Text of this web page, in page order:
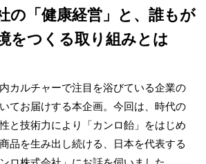
の「健康経営」と、誰もが
をつくる取り組みとは
カルチャーで注目を浴びている企業の
てお届けする本企画。今回は、時代の
と技術力により「カンロ飴」をはじめ
品を生み出し続ける、日本を代表する